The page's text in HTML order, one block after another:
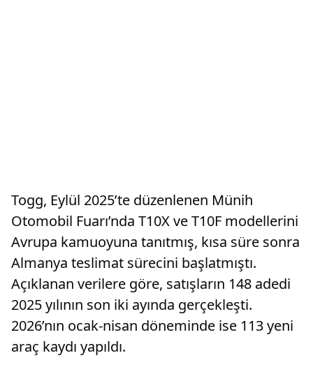
Togg, Eylül 2025’te düzenlenen Münih
Otomobil Fuarı’nda T10X ve T10F modellerini
Avrupa kamuoyuna tanıtmış, kısa süre sonra
Almanya teslimat sürecini başlatmıştı.
Açıklanan verilere göre, satışların 148 adedi
2025 yılının son iki ayında gerçekleşti.
2026’nın ocak-nisan döneminde ise 113 yeni
araç kaydı yapıldı.